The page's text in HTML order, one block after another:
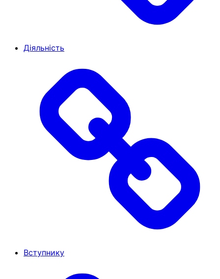
Діяльність
Вступнику